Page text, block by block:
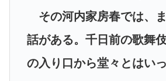
その河内家房春では、
話がある。千日前の歌舞
の入り口から堂々とはい